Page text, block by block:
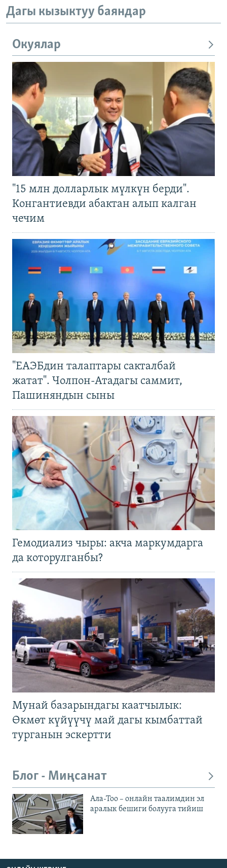
Дагы кызыктуу баяндар
Окуялар
"15 млн долларлык мүлкүн берди".
Конгантиевди абактан алып калган
чечим
"ЕАЭБдин талаптары сакталбай
жатат". Чолпон-Атадагы саммит,
Пашиняндын сыны
Гемодиализ чыры: акча маркумдарга
да которулганбы?
Мунай базарындагы каатчылык:
Өкмөт күйүүчү май дагы кымбаттай
турганын эскертти
Блог - Миңсанат
Ала-Тоо – онлайн таалимдин эл
аралык бешиги болууга тийиш